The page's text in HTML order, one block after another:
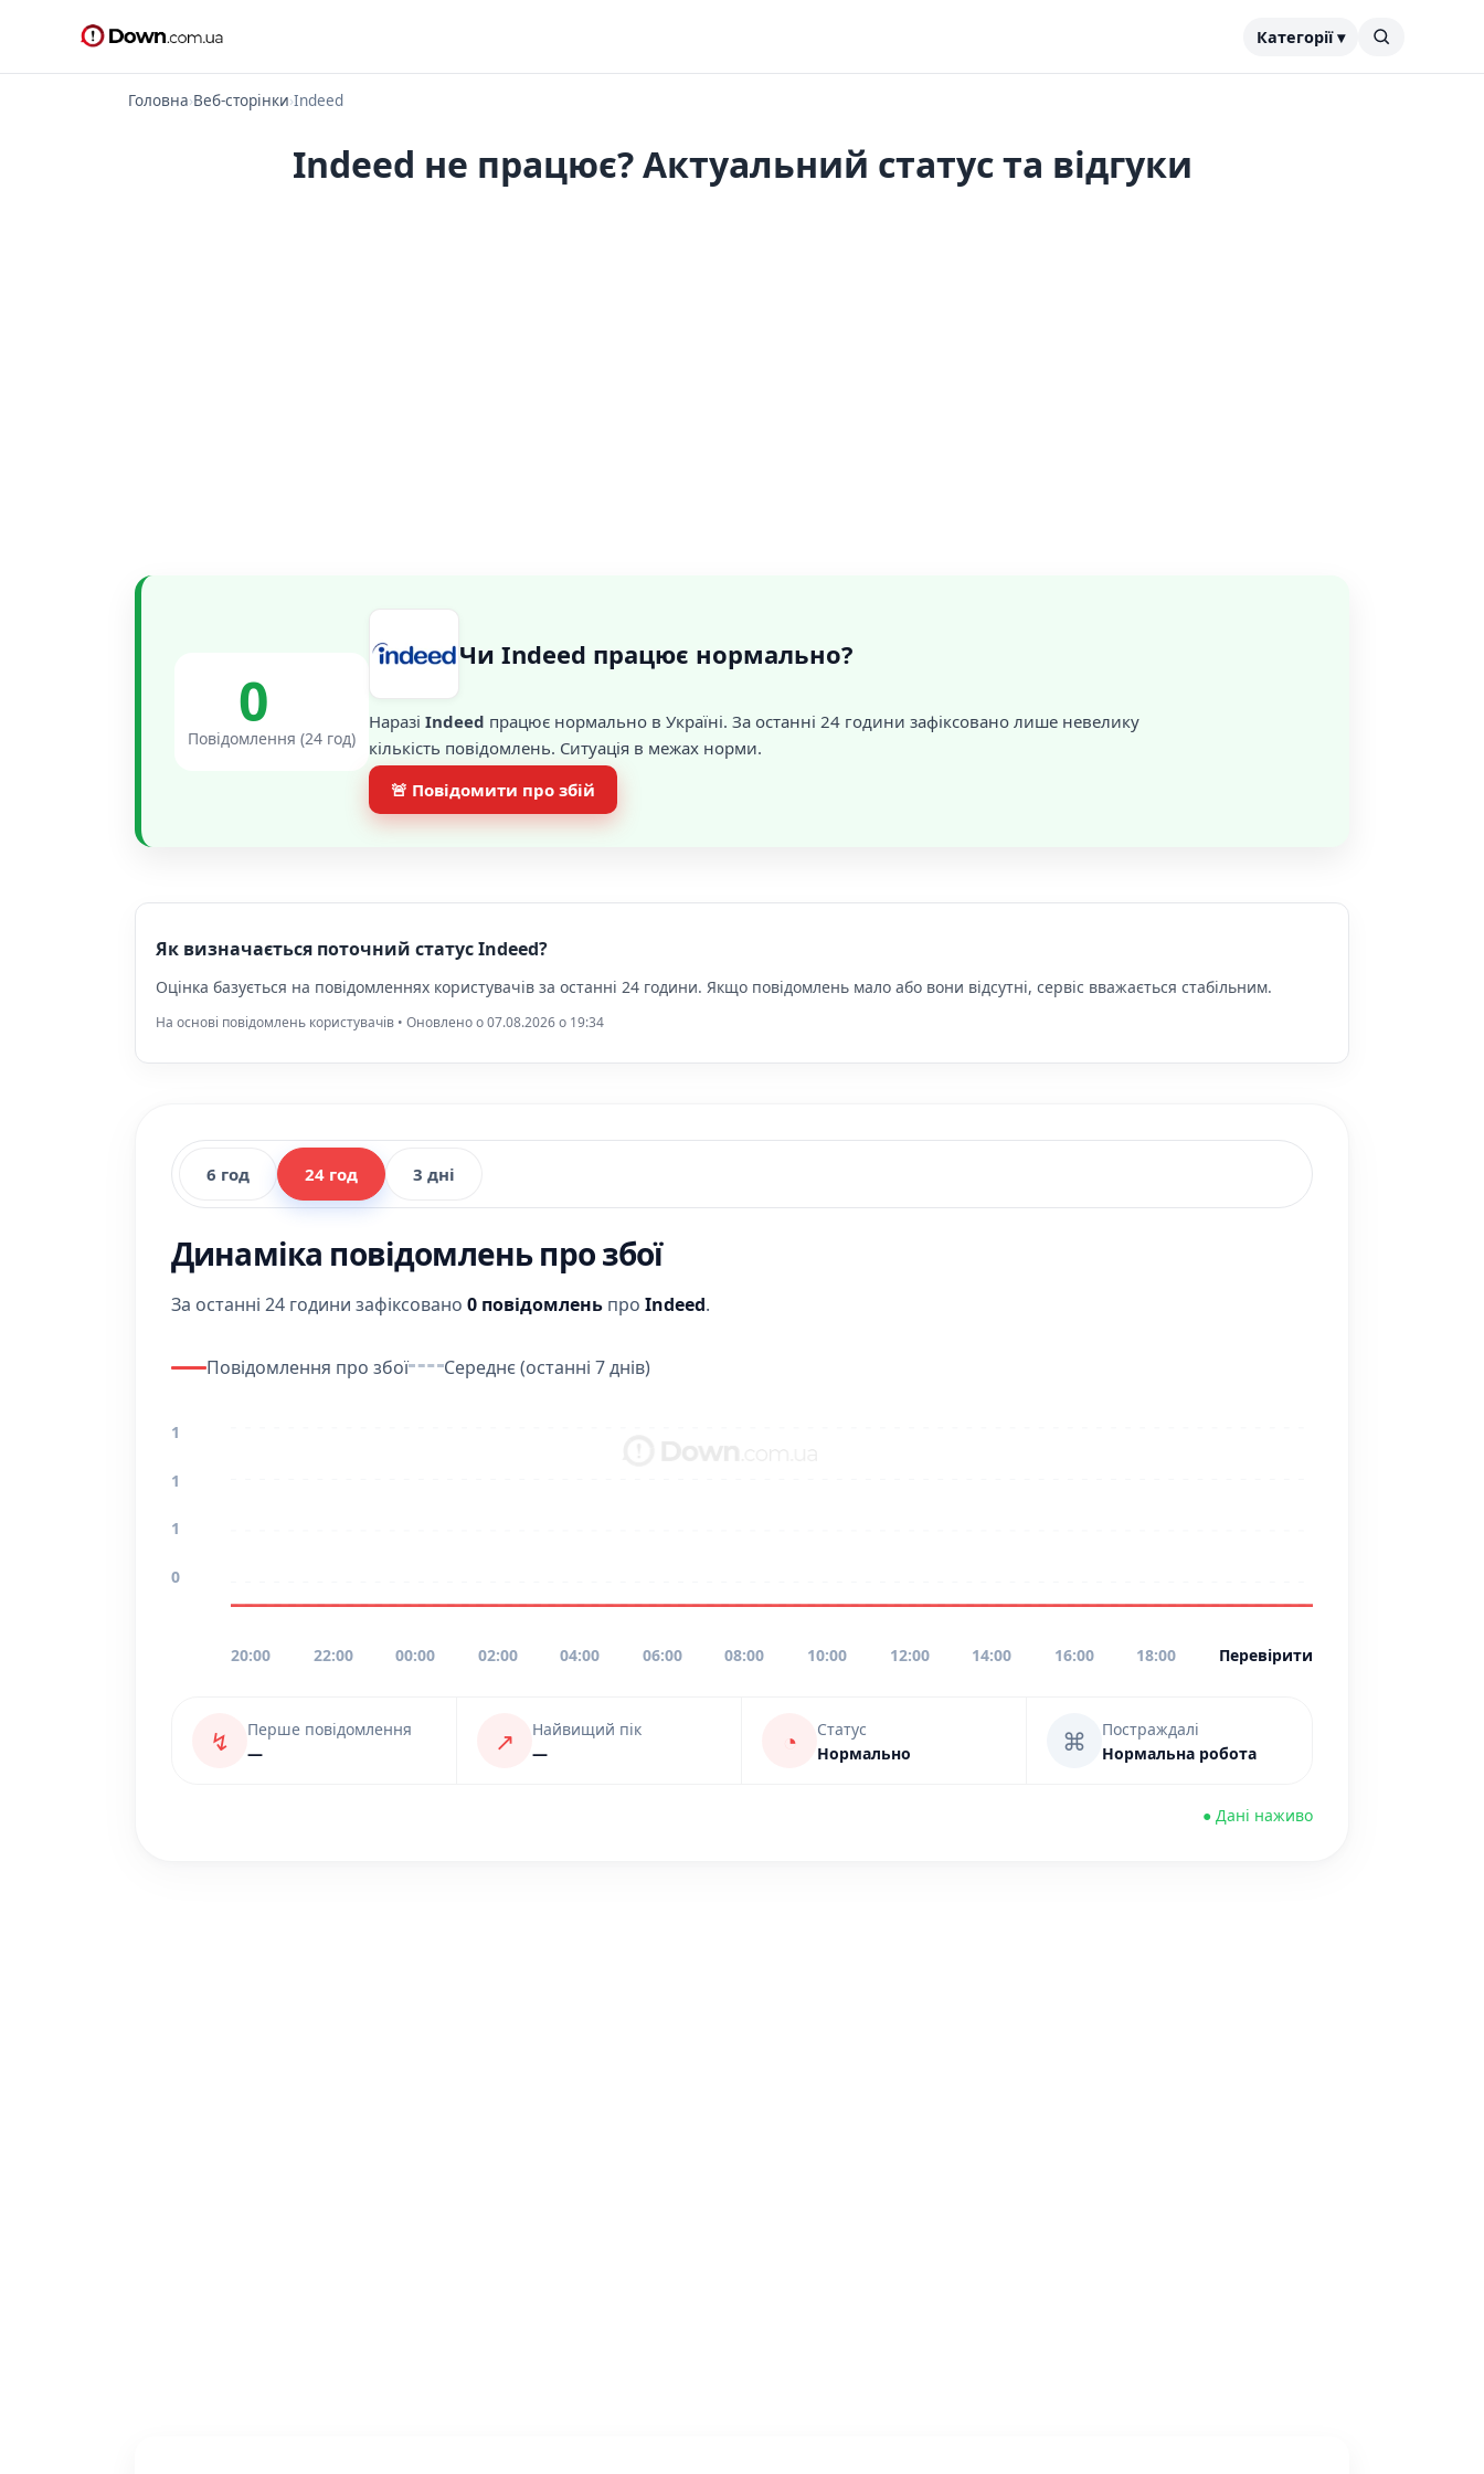
Категорії ▾
Головна›Веб-сторінки›Indeed
Indeed не працює? Актуальний статус та відгуки
0
Повідомлення (24 год)
Чи Indeed працює нормально?
Наразі Indeed працює нормально в Україні. За останні 24 години зафіксовано лише невелику
кількість повідомлень. Ситуація в межах норми.
🚨 Повідомити про збій
Як визначається поточний статус Indeed?
Оцінка базується на повідомленнях користувачів за останні 24 години. Якщо повідомлень мало або вони відсутні, сервіс вважається стабільним.
На основі повідомлень користувачів • Оновлено о 07.08.2026 o 19:34
6 год 24 год 3 дні
Динаміка повідомлень про збої
За останні 24 години зафіксовано 0 повідомлень про Indeed.
Повідомлення про збої Середнє (останні 7 днів)
1
1
1
0
20:00 22:00 00:00 02:00 04:00 06:00 08:00 10:00 12:00 14:00 16:00 18:00 Перевірити
↯
Перше повідомлення
—
↗
Найвищий пік
—
◔
Статус
Нормально
⌘
Постраждалі
Нормальна робота
● Дані наживо